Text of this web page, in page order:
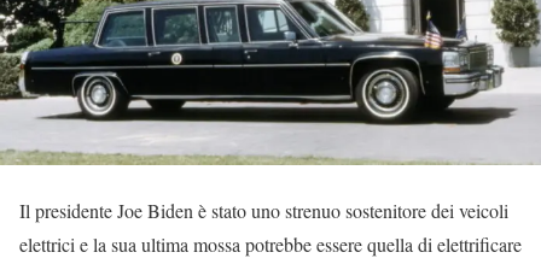
Il presidente Joe Biden è stato uno strenuo sostenitore dei veicoli
elettrici e la sua ultima mossa potrebbe essere quella di elettrificare